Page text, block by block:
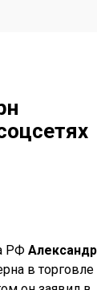
РФ Александр
в торговле